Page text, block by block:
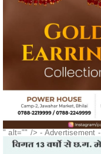
" alt="" />- Advertisement -